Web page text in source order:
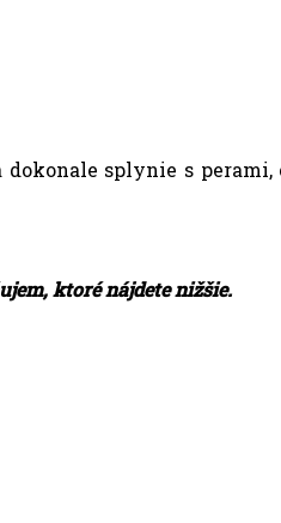
splynie s
ktoré nájdete nižšie.